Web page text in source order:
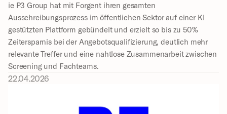
ie P3 Group hat mit Forgent ihren gesamten
Ausschreibungsprozess im öffentlichen Sektor auf einer KI
gestützten Plattform gebündelt und erzielt so bis zu 50%
Zeitersparnis bei der Angebotsqualifizierung, deutlich mehr
relevante Treffer und eine nahtlose Zusammenarbeit zwischen
Screening und Fachteams.
22.04.2026